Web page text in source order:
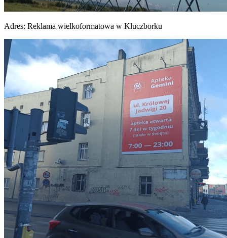
Adres: Reklama wielkoformatowa w Kluczborku